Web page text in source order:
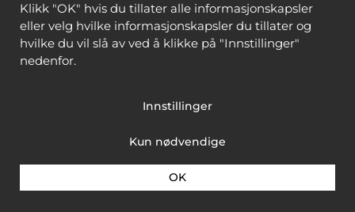
Klikk "OK" hvis du tillater alle informasjonskapsler
eller velg hvilke informasjonskapsler du tillater og
hvilke du vil slå av ved å klikke på "Innstillinger"
nedenfor.
Innstillinger
Kun nødvendige
OK